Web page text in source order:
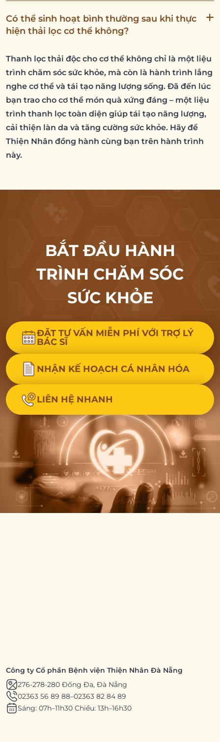
Có thể sinh hoạt bình thường sau khi thực
hiện thải lọc cơ thể không?
Thanh lọc thải độc cho cơ thể không chỉ là một liệu
trình chăm sóc sức khỏe, mà còn là hành trình lắng
nghe cơ thể và tái tạo năng lượng sống. Đã đến lúc
bạn trao cho cơ thể món quà xứng đáng – một liệu
trình thanh lọc toàn diện giúp tái tạo năng lượng,
cải thiện làn da và tăng cường sức khỏe. Hãy để
Thiện Nhân đồng hành cùng bạn trên hành trình
này.
BẮT ĐẦU HÀNH
TRÌNH CHĂM SÓC
SỨC KHỎE
ĐẶT TƯ VẤN MIỄN PHÍ VỚI TRỢ LÝ
BÁC SĨ
NHẬN KẾ HOẠCH CÁ NHÂN HÓA
LIÊN HỆ NHANH
Công ty Cổ phần Bệnh viện Thiện Nhân Đà Nẵng
276-278-280 Đống Đa, Đà Nẵng
02363 56 89 88–02363 82 84 89
Sáng: 07h–11h30 Chiều: 13h–16h30